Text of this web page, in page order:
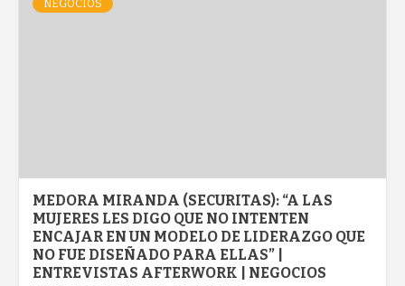
NEGOCIOS
MEDORA MIRANDA (SECURITAS): “A LAS
MUJERES LES DIGO QUE NO INTENTEN
ENCAJAR EN UN MODELO DE LIDERAZGO QUE
NO FUE DISEÑADO PARA ELLAS” |
ENTREVISTAS AFTERWORK | NEGOCIOS